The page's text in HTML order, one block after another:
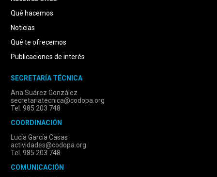
Qué hacemos
Noticias
Qué te ofrecemos
Publicaciones de interés
SECRETARÍA TÉCNICA
Ana Suárez González
secretariatecnica@codopa.org
Tel. 985 203 748
COORDINACIÓN
Lucía García Casas
actividades@codopa.org
Tel. 985 203 748
COMUNICACIÓN